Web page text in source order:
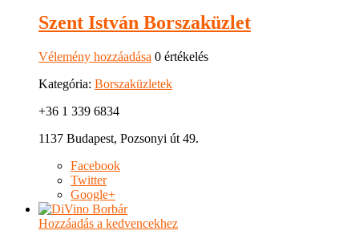
Szent István Borszaküzlet
Vélemény hozzáadása 0 értékelés
Kategória: Borszaküzletek
+36 1 339 6834
1137 Budapest, Pozsonyi út 49.
Facebook
Twitter
Google+
Hozzáadás a kedvencekhez